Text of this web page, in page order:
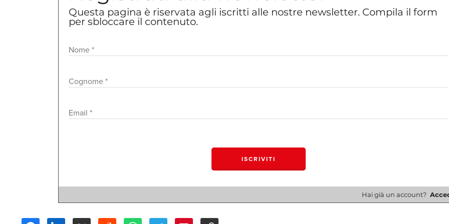
food trend. Flexitariani si definiscono coloro che, pur
sostanzialmente onnivori, orientano la propria alimentazione verso una tendenza vegana. O
DI COSA STIAMO PARLANDO
Questa pagina è riservata agli iscritti alle nostre newsletter. Compila il form
per sbloccare il contenuto.
Hai già un account?